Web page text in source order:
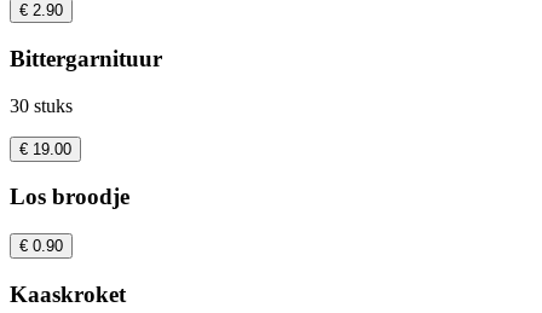
€ 2.90
Bittergarnituur
30 stuks
€ 19.00
Los broodje
€ 0.90
Kaaskroket